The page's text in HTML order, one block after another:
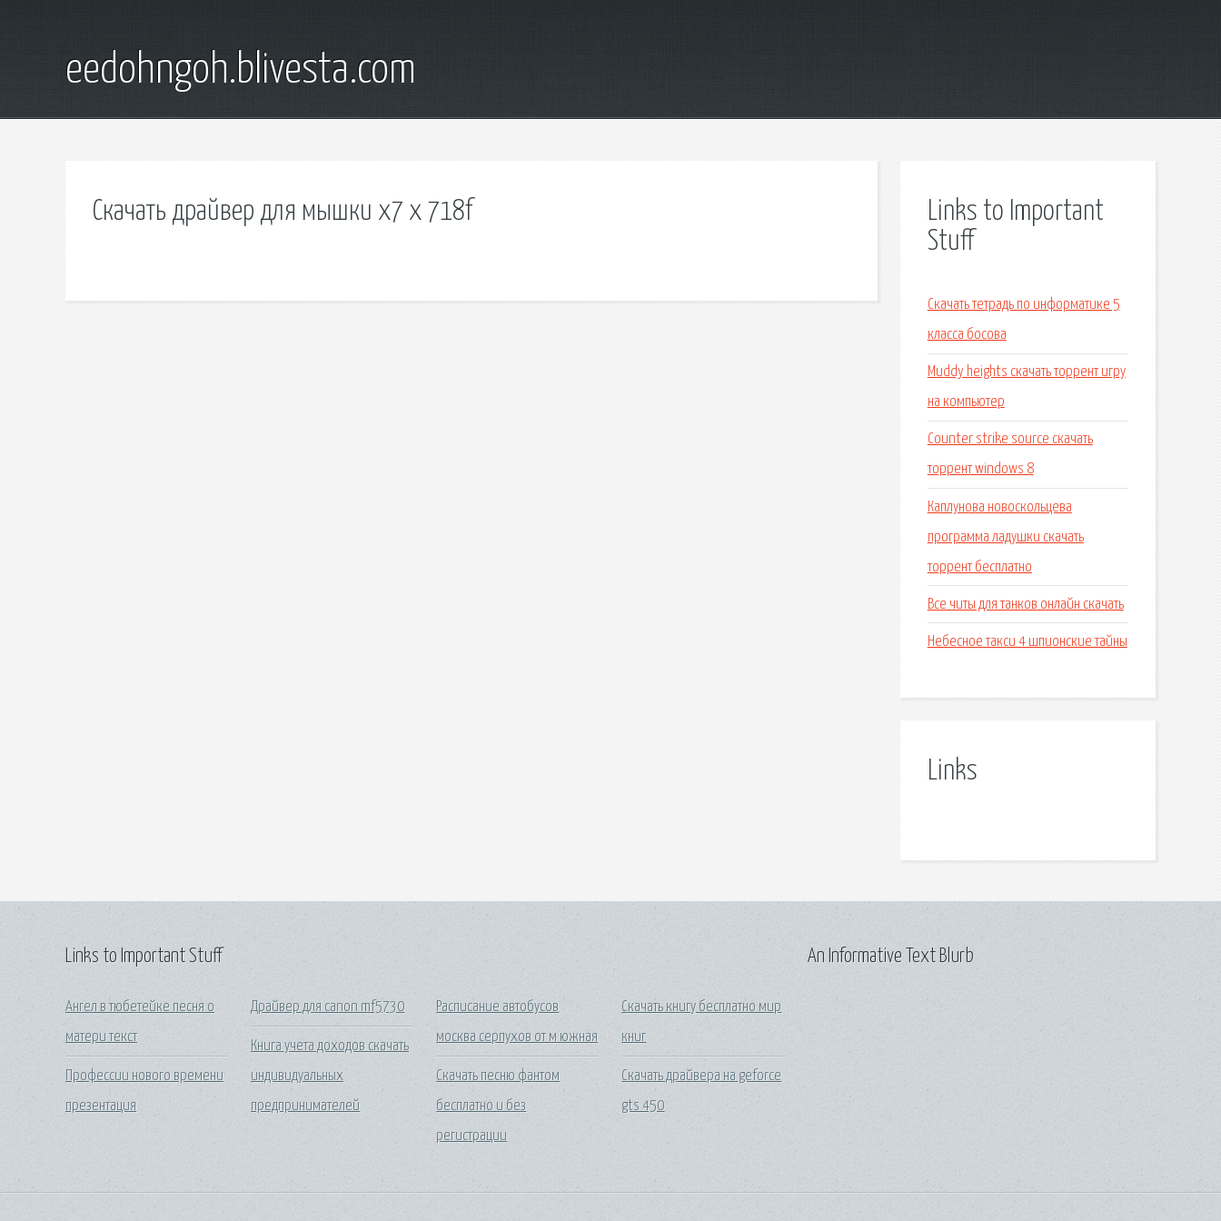
eedohngoh.blivesta.com
Скачать драйвер для мышки х7 x 718f
Links to Important
Stuff
Скачать тетрадь по информатике 5
класса босова
Muddy heights скачать торрент игру
на компьютер
Counter strike source скачать
торрент windows 8
Каплунова новоскольцева
программа ладушки скачать
торрент бесплатно
Все читы для танков онлайн скачать
Небесное такси 4 шпионские тайны
Links
Links to Important Stuff
Ангел в тюбетейке песня о
матери текст
Профессии нового времени
презентация
Драйвер для canon mf5730
Книга учета доходов скачать
индивидуальных
предпринимателей
Расписание автобусов
москва серпухов от м южная
Скачать песню фантом
бесплатно и без
регистрации
Скачать книгу бесплатно мир
книг
Скачать драйвера на geforce
gts 450
An Informative Text Blurb